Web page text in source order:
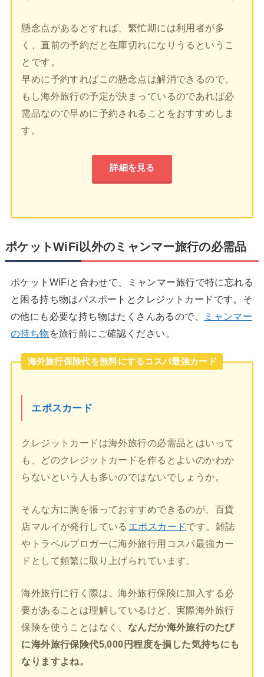
懸念点があるとすれば、繁忙期には利用者が多
く、直前の予約だと在庫切れになりうるというこ
とです。
早めに予約すればこの懸念点は解消できるので、
もし海外旅行の予定が決まっているのであれば必
需品なので早めに予約されることをおすすめしま
す。
詳細を見る
ポケットWiFi以外のミャンマー旅行の必需品
ポケットWiFiと合わせて、ミャンマー旅行で特に忘れる
と困る持ち物はパスポートとクレジットカードです。そ
の他にも必要な持ち物はたくさんあるので、
ミャンマー
の持ち物 を旅行前にご確認ください。
海外旅行保険代を無料にするコスパ最強カード
エポスカード
クレジットカードは海外旅行の必需品とはいって
も、どのクレジットカードを作るとよいのかわか
らないという人も多いのではないでしょうか。
そんな方に胸を張っておすすめできるのが、百貨
店マルイが発行している エポスカードです。雑誌
やトラベルブロガーに海外旅行用コスパ最強カー
ドとして頻繁に取り上げられています。
海外旅行に行く際は、海外旅行保険に加入する必
要があることは理解しているけど、実際海外旅行
保険を使うことはなく、 なんだか海外旅行のたび
に海外旅行保険代5,000円程度を損した気持ちにも
なりますよね。